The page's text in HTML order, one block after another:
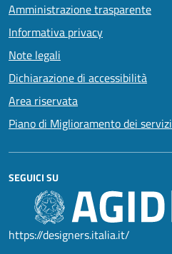
Amministrazione trasparente
Informativa privacy
Note legali
Dichiarazione di accessibilità
Area riservata
Piano di Miglioramento dei servizi
SEGUICI SU
https://designers.italia.it/